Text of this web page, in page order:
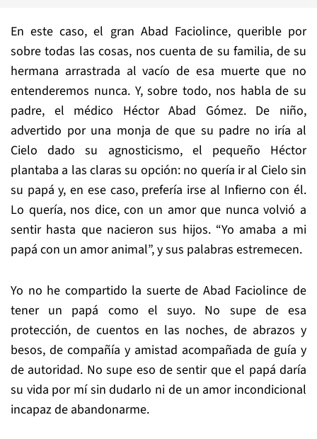
En este caso, el gran Abad Faciolince, querible por
sobre todas las cosas, nos cuenta de su familia, de su
hermana arrastrada al vacío de esa muerte que no
entenderemos nunca. Y, sobre todo, nos habla de su
padre, el médico Héctor Abad Gómez. De niño,
advertido por una monja de que su padre no iría al
Cielo dado su agnosticismo, el pequeño Héctor
plantaba a las claras su opción: no quería ir al Cielo sin
su papá y, en ese caso, prefería irse al Infierno con él.
Lo quería, nos dice, con un amor que nunca volvió a
sentir hasta que nacieron sus hijos. “Yo amaba a mi
papá con un amor animal”, y sus palabras estremecen.
Yo no he compartido la suerte de Abad Faciolince de
tener un papá como el suyo. No supe de esa
protección, de cuentos en las noches, de abrazos y
besos, de compañía y amistad acompañada de guía y
de autoridad. No supe eso de sentir que el papá daría
su vida por mí sin dudarlo ni de un amor incondicional
incapaz de abandonarme.